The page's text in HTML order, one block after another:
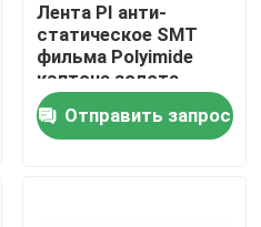
Лента PI анти-
статическое SMT
фильма Polyimide
кэптона золота
Отправить запрос